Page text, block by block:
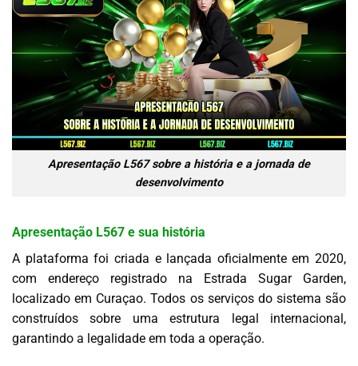
Apresentação L567 sobre a história e a jornada de
desenvolvimento
Apresentação L567 e sua história
A plataforma foi criada e lançada oficialmente em 2020,
com endereço registrado na Estrada Sugar Garden,
localizado em Curaçao. Todos os serviços do sistema são
construídos sobre uma estrutura legal internacional,
garantindo a legalidade em toda a operação.